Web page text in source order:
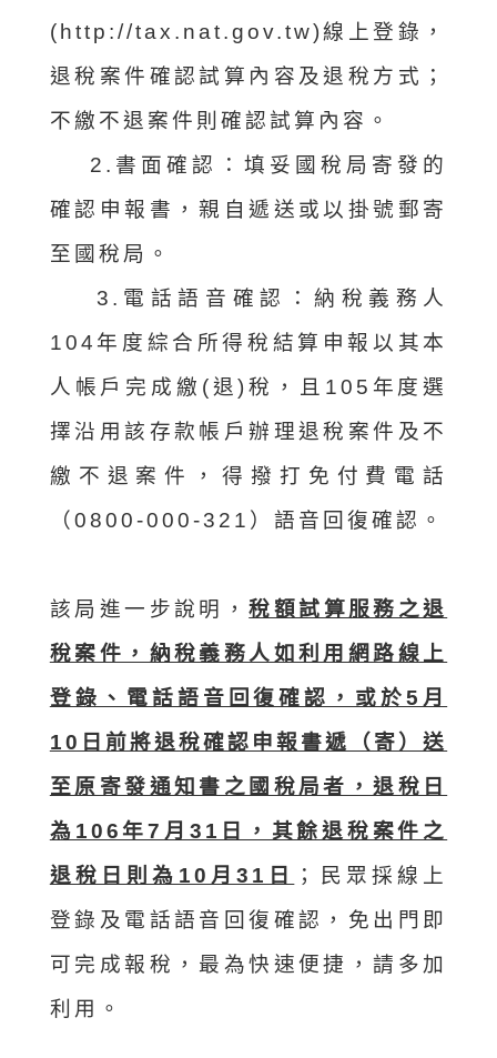
(http://tax.nat.gov.tw)線上登錄，
退稅案件確認試算內容及退稅方式；
不繳不退案件則確認試算內容。
2.書面確認：填妥國稅局寄發的
確認申報書，親自遞送或以掛號郵寄
至國稅局。
3.電話語音確認：納稅義務人
104年度綜合所得稅結算申報以其本
人帳戶完成繳(退)稅，且105年度選
擇沿用該存款帳戶辦理退稅案件及不
繳不退案件，得撥打免付費電話
（0800-000-321）語音回復確認。
該局進一步說明，稅額試算服務之退
稅案件，納稅義務人如利用網路線上
登錄、電話語音回復確認，或於5月
10日前將退稅確認申報書遞（寄）送
至原寄發通知書之國稅局者，退稅日
為106年7月31日，其餘退稅案件之
退稅日則為10月31日
；民眾採線上
登錄及電話語音回復確認，免出門即
可完成報稅，最為快速便捷，請多加
利用。